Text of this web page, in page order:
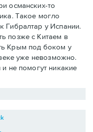
османских-то
Такое могло
Гибралтар у Испании.
позже с Китаем в
Крым под боком у
уже невозможно.
и не помогут никакие